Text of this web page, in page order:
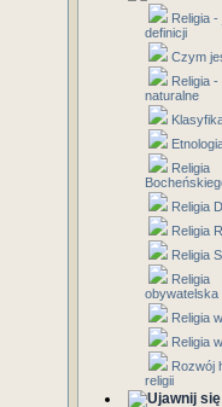
Religia -
definicji
Czym
Religia
naturalne
Religia
Religia
Religia
Religia
Religia
obywatelska
Religia
Religia
Rozwój
religii